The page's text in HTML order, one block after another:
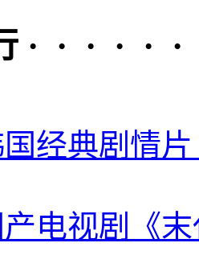
· · · · · ·
国经典剧情
产电视剧《